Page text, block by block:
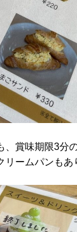
、賞味期限3分
ームパンもあ